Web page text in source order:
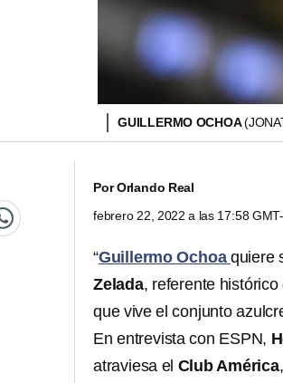
GUILLERMO OCHOA
PorOrlando Real
febrero 22, 2022 a las 17:58
“Guillermo Ochoa quiere
Zelada, referente
que vive el conjunto
En entrevista con ESPN,
atraviesa el Club América